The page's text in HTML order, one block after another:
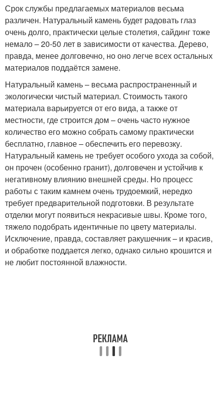
Срок службы предлагаемых материалов весьма
различен. Натуральный камень будет радовать глаз
очень долго, практически целые столетия, сайдинг тоже
немало – 20-50 лет в зависимости от качества. Дерево,
правда, менее долговечно, но оно легче всех остальных
материалов поддаётся замене.
Натуральный камень – весьма распространенный и
экологически чистый материал. Стоимость такого
материала варьируется от его вида, а также от
местности, где строится дом – очень часто нужное
количество его можно собрать самому практически
бесплатно, главное – обеспечить его перевозку.
Натуральный камень не требует особого ухода за собой,
он прочен (особенно гранит), долговечен и устойчив к
негативному влиянию внешней среды. Но процесс
работы с таким камнем очень трудоемкий, нередко
требует предварительной подготовки. В результате
отделки могут появиться некрасивые швы. Кроме того,
тяжело подобрать идентичные по цвету материалы.
Исключение, правда, составляет ракушечник – и красив,
и обработке поддается легко, однако сильно крошится и
не любит постоянной влажности.